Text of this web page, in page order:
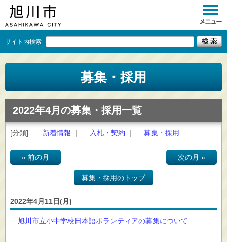
サイト内検索
くらし
イベント
観光
事業者向け
×閉じる
募集・採用
2022年4月の募集・採用一覧
[分類] 新着情報 ｜ 入札・契約 ｜ 募集・採用
« 前の月
募集・採用のトップ
次の月 »
2022年4月11日(月)
旭川市立小中学校日本語ボランティアの募集について